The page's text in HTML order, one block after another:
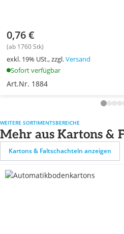
0,76 €
(ab 1760 Stk)
exkl. 19% USt., zzgl.Versand
Sofort verfügbar
Art.Nr. 1884
WEITERE SORTIMENTSBEREICHE
Mehr aus Kartons &
Kartons & Faltschachteln anzeigen